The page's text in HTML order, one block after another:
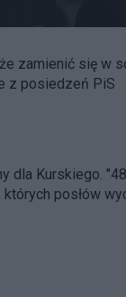
zamienić się w
z posiedzeń PiS
dla Kurskiego.
których posłów